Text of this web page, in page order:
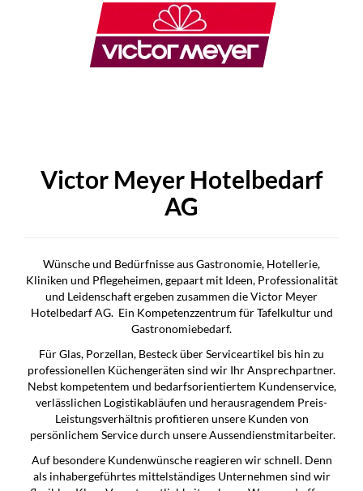
Victor Meyer Hotelbedarf
AG
Wünsche und Bedürfnisse aus Gastronomie, Hotellerie,
Kliniken und Pflegeheimen, gepaart mit Ideen, Professionalität
und Leidenschaft ergeben zusammen die Victor Meyer
Hotelbedarf AG. Ein Kompetenzzentrum für Tafelkultur und
Gastronomiebedarf.
Für Glas, Porzellan, Besteck über Serviceartikel bis hin zu
professionellen Küchengeräten sind wir Ihr Ansprechpartner.
Nebst kompetentem und bedarfsorientiertem Kundenservice,
verlässlichen Logistikabläufen und herausragendem Preis-
Leistungsverhältnis profitieren unsere Kunden von
persönlichem Service durch unsere Aussendienstmitarbeiter.
Auf besondere Kundenwünsche reagieren wir schnell. Denn
als inhabergeführtes mittelständiges Unternehmen sind wir